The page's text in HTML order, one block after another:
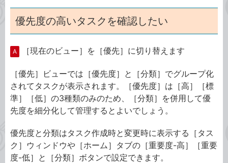
優先度の高いタスクを確認したい
A ［現在のビュー］を［優先］に切り替えます
［優先］ビューでは［優先度］と［分類］でグループ化
されてタスクが表示されます。［優先度］は［高］［標
準］［低］の3種類のみのため、［分類］を併用して優
先度を細分化して管理するとよいでしょう。
優先度と分類はタスク作成時と変更時に表示する［タス
ク］ウィンドウや［ホーム］タブの［重要度-高］［重要
度-低］と［分類］ボタンで設定できます。